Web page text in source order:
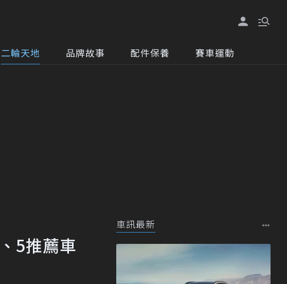
二輪天地 品牌故事 配件保養 賽車運動
5推薦車
車訊最新